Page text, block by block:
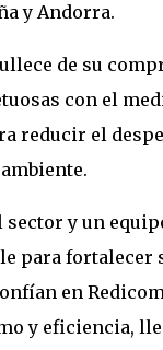
y Andorra.
de su
con el
reducir el
y un
para
en
y eficiencia,